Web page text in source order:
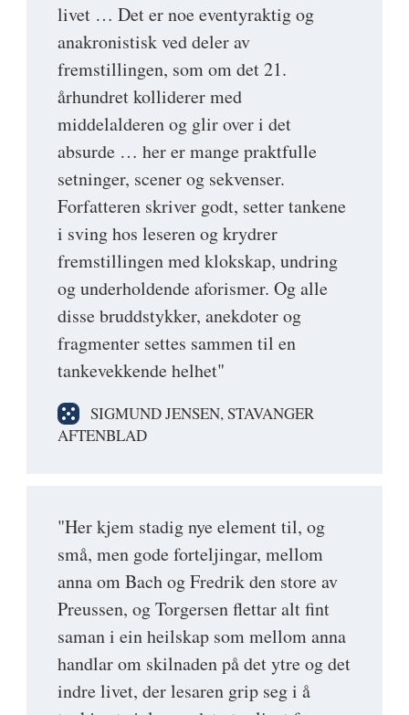
livet … Det er noe eventyraktig og
anakronistisk ved deler av
fremstillingen, som om det 21.
århundret kolliderer med
middelalderen og glir over i det
absurde … her er mange praktfulle
setninger, scener og sekvenser.
Forfatteren skriver godt, setter tankene
i sving hos leseren og krydrer
fremstillingen med klokskap, undring
og underholdende aforismer. Og alle
disse bruddstykker, anekdoter og
fragmenter settes sammen til en
tankevekkende helhet"
SIGMUND JENSEN, STAVANGER
AFTENBLAD
"Her kjem stadig nye element til, og
små, men gode forteljingar, mellom
anna om Bach og Fredrik den store av
Preussen, og Torgersen flettar alt fint
saman i ein heilskap som mellom anna
handlar om skilnaden på det ytre og det
indre livet, der lesaren grip seg i å